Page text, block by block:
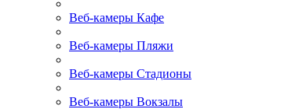
Веб-камеры Кафе
Веб-камеры Пляжи
Веб-камеры Стадионы
Веб-камеры Вокзалы